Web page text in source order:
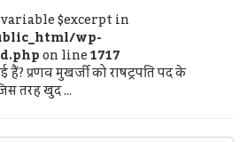
$excerpt in
wp-
on line1717
हैं? प्रणव मुखर्जी को राषट्रपति पद के
तरह खुद ...